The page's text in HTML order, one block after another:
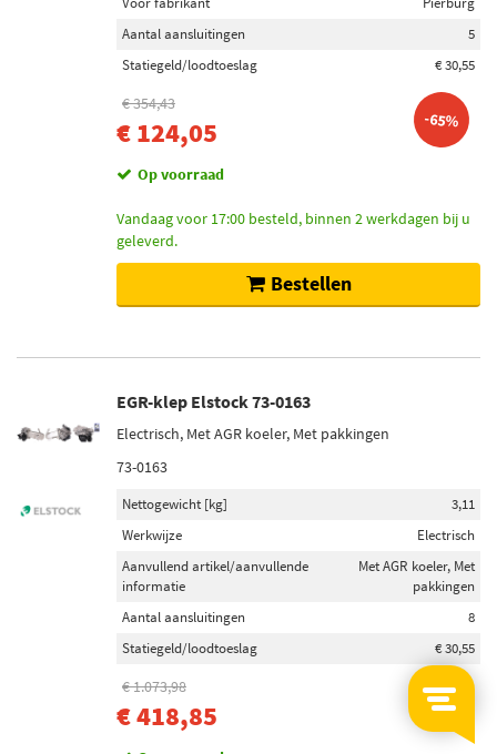
Aantal aansluitingen
5
Statiegeld/loodtoeslag
€ 30,55
€ 354,43
€ 124,05 -65%
Op voorraad
Vandaag voor 17:00 besteld, binnen 2 werkdagen bij u
geleverd.
Bestellen
EGR-klep Elstock 73-0163
Electrisch, Met AGR koeler, Met pakkingen
73-0163
Nettogewicht [kg]
3,11
Werkwijze
Electrisch
Aanvullend artikel/aanvullende
informatie
Met AGR koeler, Met
pakkingen
Aantal aansluitingen
8
Statiegeld/loodtoeslag
€ 30,55
€ 1.073,98
€ 418,85 -61%